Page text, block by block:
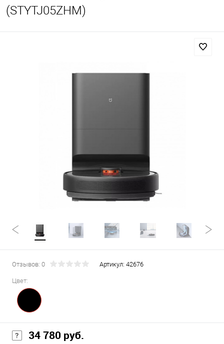
(STYTJ05ZHM)
Отзывов: 0 Артикул: 42676
Цвет:
34 780 руб.